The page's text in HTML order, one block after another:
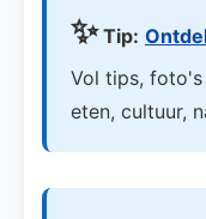
✨Tip:
Vol tips,
eten, cultuur,